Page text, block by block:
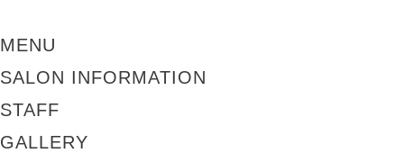
MENU
SALON INFORMATION
STAFF
GALLERY